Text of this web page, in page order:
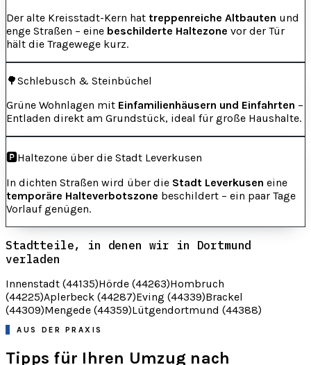
Der alte Kreisstadt-Kern hat treppenreiche Altbauten und
enge Straßen – eine beschilderte Haltezone vor der Tür
hält die Tragewege kurz.
🌳Schlebusch & Steinbüchel
Grüne Wohnlagen mit Einfamilienhäusern und Einfahrten –
Entladen direkt am Grundstück, ideal für große Haushalte.
🅿️Haltezone über die Stadt Leverkusen
In dichten Straßen wird über die Stadt Leverkusen eine
temporäre Halteverbotszone beschildert – ein paar Tage
Vorlauf genügen.
Stadtteile, in denen wir in Dortmund
verladen
Innenstadt (44135)Hörde (44263)Hombruch
(44225)Aplerbeck (44287)Eving (44339)Brackel
(44309)Mengede (44359)Lütgendortmund (44388)
AUS DER PRAXIS
Tipps für Ihren Umzug nach